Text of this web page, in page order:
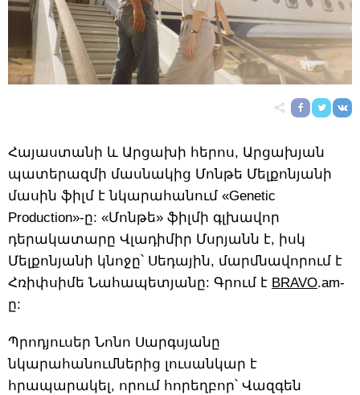
Հայաստանի և Արցախի հերոս, Արցախյան
պատերազմի մասնակից Մոնթե Մելքոնյանի
մասին ֆիլմ է նկարահանում «Genetic
Production»-ը: «Մոնթե» ֆիլմի գլխավոր
դերակատարը Վլադիմիր Մսրյանն է, իսկ
Մելքոնյանի կնոջը՝ Սեդային, մարմնավորում է
Հռիփսիմե Նահապետյանը: Գրում է BRAVO.am-
ը:
Պրոդյուսեր Նոնո Սարգսյանը
նկարահանումներից լուսանկար է
հրապարակել, որում հորեղբոր՝ Վազգեն